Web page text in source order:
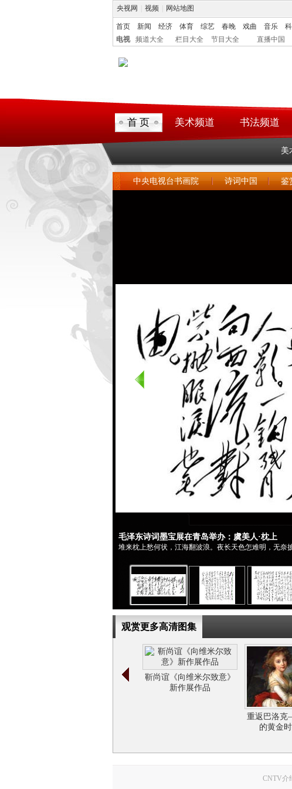
央视网 视频 网站地图
首页 新闻 经济 体育 综艺 春晚 戏曲 音乐
电视
频道大全 栏目大全 节目大全 直播中国
首 页 美术频道 书法频道
美
中央电视台书画院 诗词中国 鉴
毛泽东诗词墨宝展在青岛举办：虞美人·枕上
堆来枕上愁何状，江海翻波浪。夜长天色怎难明，无
观赏更多高清图集
靳尚谊《向维米尔致意》
新作展作品
重返巴洛
的黄金
CNTV介